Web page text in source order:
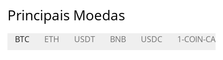
Principais Moedas
BTC ETH USDT BNB USDC 1-COIN-